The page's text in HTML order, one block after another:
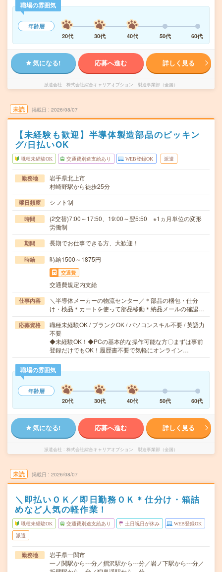
職場の雰囲気
年齢層
20代
30代 40代 50代 60代
気になる! 応募へ進む 詳しく見る
派遣会社 株式会社綜合キャリアオプション 製造事業部（全国）
未読 掲載日 2026/08/07
【未経験も歓迎】半導体製造部品のピッキン
グ/日払いOK
職種未経験OK 交通費別途支給あり WEB登録OK 派遣
勤務地
岩手県北上市
村崎野駅から徒歩25分
曜日頻度 シフト制
時間
(2交替)7:00～17:50、19:00～翌5:50 ※1ヵ月単位の変形
労働制
期間 長期でお仕事できる方、大歓迎！
時給 時給1500～1875円
交通費
交通費規定内支給
仕事内容
＼半導体メーカーの物流センター／＊部品の梱包・仕分
け・検品＊カートを使って部品移動＊納品メールの確認…
応募資格
職種未経験OK / ブランクOK / パソコンスキル不要 / 英語力
不要
◆未経験OK！◆PCの基本的な操作可能な方〇まずは事前
登録だけでもOK！履歴書不要で気軽にオンライン…
職場の雰囲気
年齢層
20代
30代 40代 50代 60代
気になる! 応募へ進む 詳しく見る
派遣会社 株式会社綜合キャリアオプション 製造事業部（全国）
未読 掲載日 2026/08/07
＼即払いＯＫ／即日勤務ＯＫ＊仕分け・箱詰
めなど人気の軽作業！
職種未経験OK 交通費別途支給あり 土日祝日が休み WEB登録OK
派遣
勤務地
岩手県一関市
一ノ関駅から---分／摺沢駅から---分／岩ノ下駅から---分／